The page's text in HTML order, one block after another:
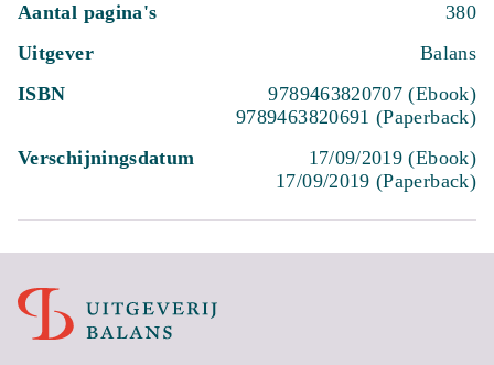
Aantal pagina's
380
Uitgever
Balans
ISBN
9789463820707 (Ebook)
9789463820691 (Paperback)
Verschijningsdatum
17/09/2019 (Ebook)
17/09/2019 (Paperback)